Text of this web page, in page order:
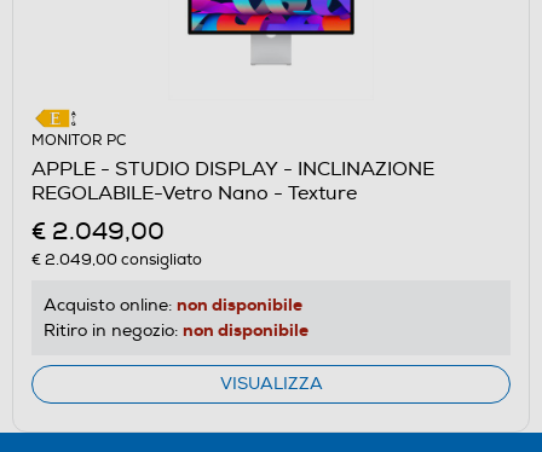
MONITOR PC
APPLE - STUDIO DISPLAY - INCLINAZIONE
REGOLABILE-Vetro Nano - Texture
€ 2.049,00
€ 2.049,00consigliato
Acquisto online: non disponibile
Ritiro in negozio: non disponibile
VISUALIZZA